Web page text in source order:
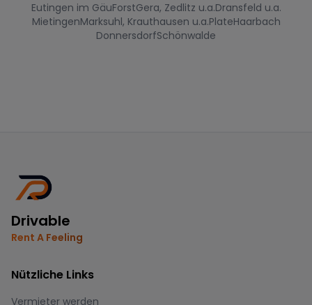
Eutingen im GäuForstGera, Zedlitz u.a.Dransfeld u.a.
MietingenMarksuhl, Krauthausen u.a.PlateHaarbach
DonnersdorfSchönwalde
Drivable
Rent A Feeling
Nützliche Links
Vermieter werden